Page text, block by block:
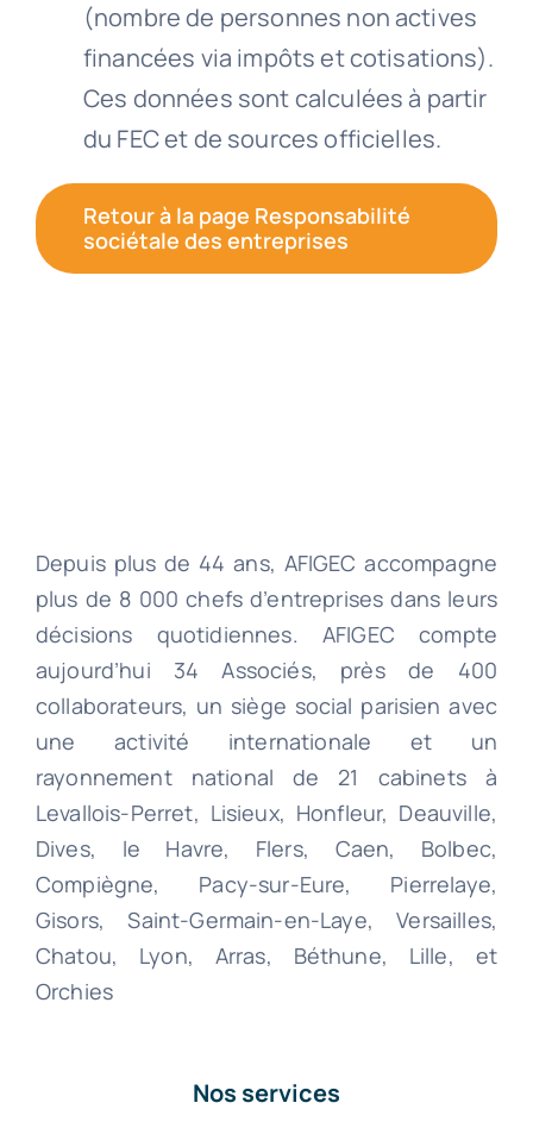
(nombre de personnes non actives
financées via impôts et cotisations).
Ces données sont calculées à partir
du FEC et de sources officielles.
Retour à la page Responsabilité
sociétale des entreprises
Depuis plus de 44 ans, AFIGEC accompagne
plus de 8 000 chefs d’entreprises dans leurs
décisions quotidiennes. AFIGEC compte
aujourd’hui 34 Associés, près de 400
collaborateurs, un siège social parisien avec
une activité internationale et un
rayonnement national de 21 cabinets à
Levallois-Perret, Lisieux, Honfleur, Deauville,
Dives, le Havre, Flers, Caen, Bolbec,
Compiègne, Pacy-sur-Eure, Pierrelaye,
Gisors, Saint-Germain-en-Laye, Versailles,
Chatou, Lyon, Arras, Béthune, Lille, et
Orchies
Nos services